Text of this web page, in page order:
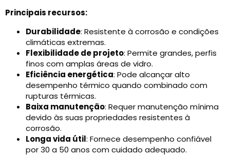
Principais recursos:
Durabilidade: Resistente à corrosão e condições
climáticas extremas.
Flexibilidade de projeto: Permite grandes, perfis
finos com amplas áreas de vidro.
Eficiência energética: Pode alcançar alto
desempenho térmico quando combinado com
rupturas térmicas.
Baixa manutenção: Requer manutenção mínima
devido às suas propriedades resistentes à
corrosão.
Longa vida útil: Fornece desempenho confiável
por 30 a 50 anos com cuidado adequado.